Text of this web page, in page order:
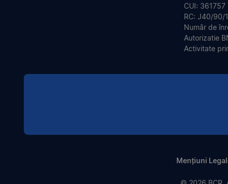
CUI: 361757
RC: J40/90/
Număr de
Autorizatie
Activitate
Mențiuni